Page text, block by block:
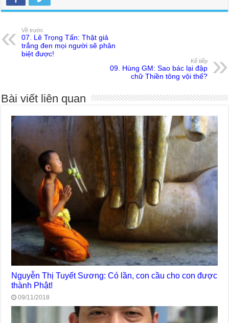
Về trước
07. Lê Trọng Tấn: Thật giả
trắng đen mọi người sẽ phân
biệt được!
Kế tiếp
09. Hùng GM: Sao bác lại đập
chữ Thiền tông vội thế?
Bài viết liên quan
Nguyễn Thị Tuyết Sương: Có lần, con cầu cho con được
thành Phật!
09/11/2018